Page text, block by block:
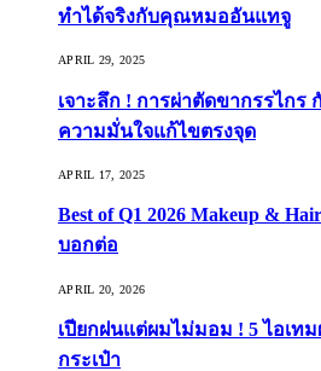
ทำได้จริงกับคุณหมออันแทจู
APRIL 29, 2025
เจาะลึก ! การผ่าตัดขากรรไก
ความมั่นใจแก้ไขตรงจุด
APRIL 17, 2025
Best of Q1 2026 Makeup &
บอกต่อ
APRIL 20, 2026
เปียกฝนแต่ผมไม่มอม ! 5 ไอเท
กระเป๋า